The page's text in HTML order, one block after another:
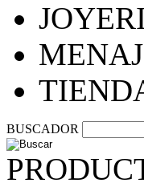
BUSCADOR